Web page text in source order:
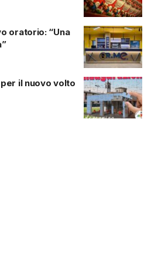
oratorio: “Una
il nuovo volto